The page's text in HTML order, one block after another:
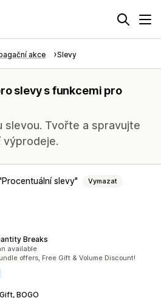
akce Slevy
slevy s funkcemi pro
slevou. Tvořte a spravujte
výprodeje.
Procentuální slevy Vymazat
Breaks
3218
available
offers, Free Gift & Volume Discount!
BOGO